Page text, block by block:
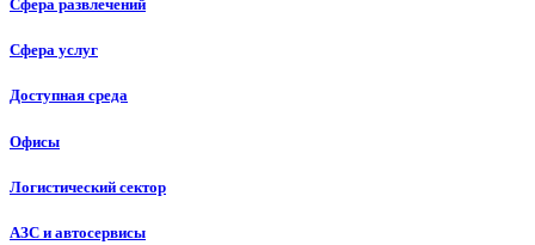
Сфера развлечений
Сфера услуг
Доступная среда
Офисы
Логистический сектор
АЗС и автосервисы